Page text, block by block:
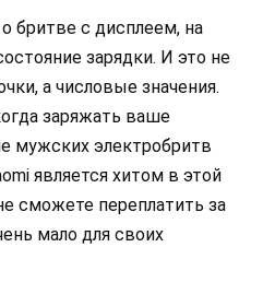
бритве с дисплеем, на
зарядки. И это не
а числовые значения.
заряжать ваше
мужских электробритв
является хитом в этой
сможете переплатить за
мало для своих